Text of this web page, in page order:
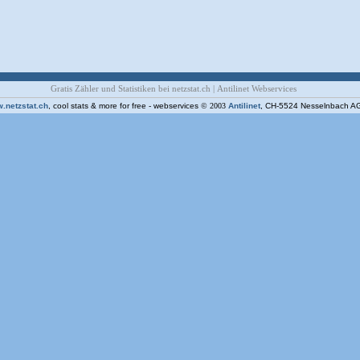
Gratis Zähler und Statistiken bei netzstat.ch
Antilinet Webservices
, cool stats & more for free - webservices © 2003 Antilinet, CH-5524 Nesselnbach